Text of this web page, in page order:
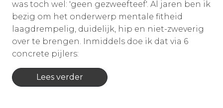
was toch wel: 'geen gezweefteef'. Al jaren ben ik
bezig om het onderwerp mentale fitheid
laagdrempelig, duidelijk, hip en niet-zweverig
over te brengen. Inmiddels doe ik dat via 6
concrete pijlers:
Lees verder